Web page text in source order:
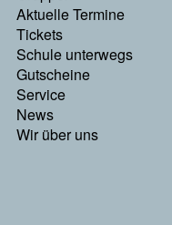
Links
Aktuelle Termine
Tickets
Schule unterwegs
Gutscheine
Service
News
Wir über uns